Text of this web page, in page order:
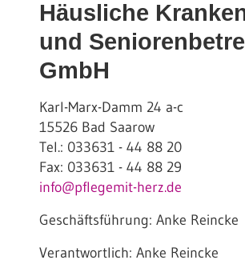
Häusliche
und
GmbH
Karl-Marx-Damm 24 a-c
15526 Bad Saarow
Tel.: 033631 - 44 88 20
Fax: 033631 - 44 88 29
info@pflegemit-herz.de
Geschäftsführung: Anke Reincke
Verantwortlich: Anke Reincke